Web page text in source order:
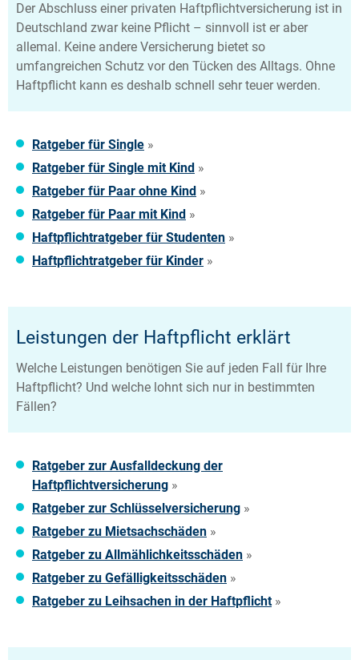
Der Abschluss einer privaten Haftpflichtversicherung ist in
Deutschland zwar keine Pflicht – sinnvoll ist er aber
allemal. Keine andere Versicherung bietet so
umfangreichen Schutz vor den Tücken des Alltags. Ohne
Haftpflicht kann es deshalb schnell sehr teuer werden.
Ratgeber für Single »
Ratgeber für Single mit Kind »
Ratgeber für Paar ohne Kind »
Ratgeber für Paar mit Kind »
Haftpflichtratgeber für Studenten »
Haftpflichtratgeber für Kinder »
Leistungen der Haftpflicht erklärt
Welche Leistungen benötigen Sie auf jeden Fall für Ihre
Haftpflicht? Und welche lohnt sich nur in bestimmten
Fällen?
Ratgeber zur Ausfalldeckung der
Haftpflichtversicherung »
Ratgeber zur Schlüsselversicherung »
Ratgeber zu Mietsachschäden »
Ratgeber zu Allmählichkeitsschäden »
Ratgeber zu Gefälligkeitsschäden »
Ratgeber zu Leihsachen in der Haftpflicht»